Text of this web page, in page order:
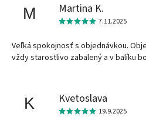
M Martina K.
7.11.2025
Veľká spokojnosť s objednávkou.
vždy starostlivo zabalený a v balíku
K Kvetoslava
19.9.2025